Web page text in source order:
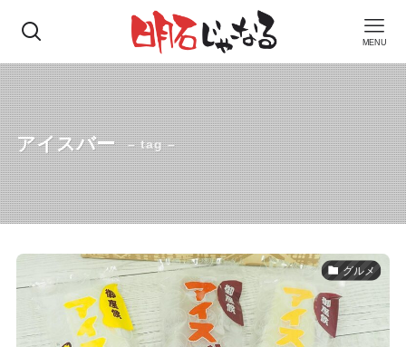
MENU
アイスバー – tag –
グルメ